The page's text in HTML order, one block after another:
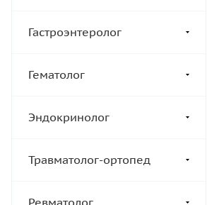
Гастроэнтеролог
Гематолог
Эндокринолог
Травматолог-ортопед